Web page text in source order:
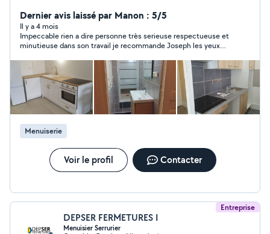
selon d'autres demande
Dernier avis laissé par Manon : 5/5
Il y a 4 mois
Impeccable rien a dire personne très serieuse respectueuse et
minutieuse dans son travail je recommande Joseph les yeux
Menuiserie
Voir le profil Contacter
Entreprise
DEPSER FERMETURES I
Menuisier Serrurier